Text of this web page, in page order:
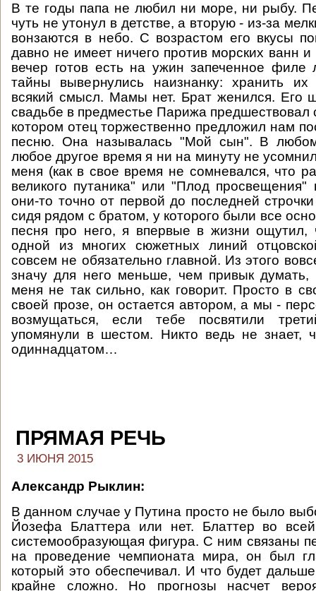
В те годы папа не любил ни море, ни рыбу.
чуть не утонул в детстве, а вторую - из-за
вонзаются в небо. С возрастом его вкусы
давно не имеет ничего против морских ванн
вечер готов есть на ужин запеченное филе
тайны вывернулись наизнанку: хранить
всякий смысл. Мамы нет. Брат женился. Его
свадьбе в предместье Парижа
котором отец торжественно предложил нам
песню. Она называлась "Мой сын". В
любое другое время я ни на минуту не
меня (как в свое время не сомневался, что
великого путаника" или "Плод
они-то точно от первой до последней
сидя рядом с братом, у которого были все
песня про него, я впервые в жизни ощутил,
одной из многих сюжетных линий
совсем не обязательно главной. Из этого
значу для него меньше, чем привык
меня не так сильно, как говорит. Просто в
своей прозе, он остается автором, а мы -
возмущаться, если тебе посвятили
упомянули в шестом. Никто ведь не знает,
одиннадцатом…
ПРЯМАЯ РЕЧЬ
3 ИЮНЯ 2015
Александр Рыклин:
В данном случае у Путина просто не было
Йозефа Блаттера или нет. Блаттер во
системообразующая фигура. С ним связаны
на проведение чемпионата мира, он был
который это обеспечивал. И что будет
крайне сложно. Но прогнозы насчет